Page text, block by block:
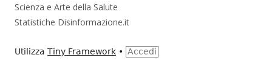
Scienza e Arte della Salute
Statistiche Disinformazione.it
Utilizza Tiny Framework • Accedi